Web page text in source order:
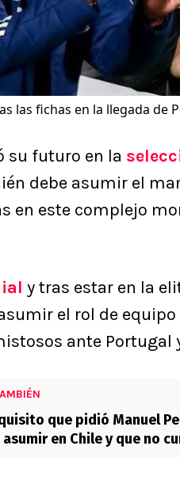
las fichas en la llegada de
su futuro en la
debe asumir el
en este complejo
y tras estar en la
el rol de
ante Portugal
que pidió Manuel
asumir en Chile y que no